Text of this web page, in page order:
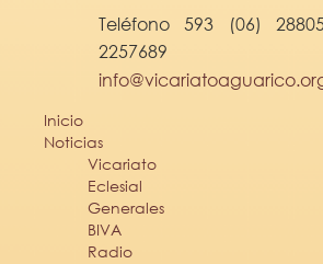
Teléfono 593 (06)
2257689
Inicio
Noticias
Vicariato
Eclesial
Generales
BIVA
Radio